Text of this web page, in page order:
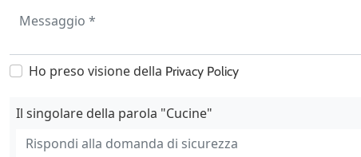
Ho preso visione della Privacy Policy
Il singolare della parola "Cucine"